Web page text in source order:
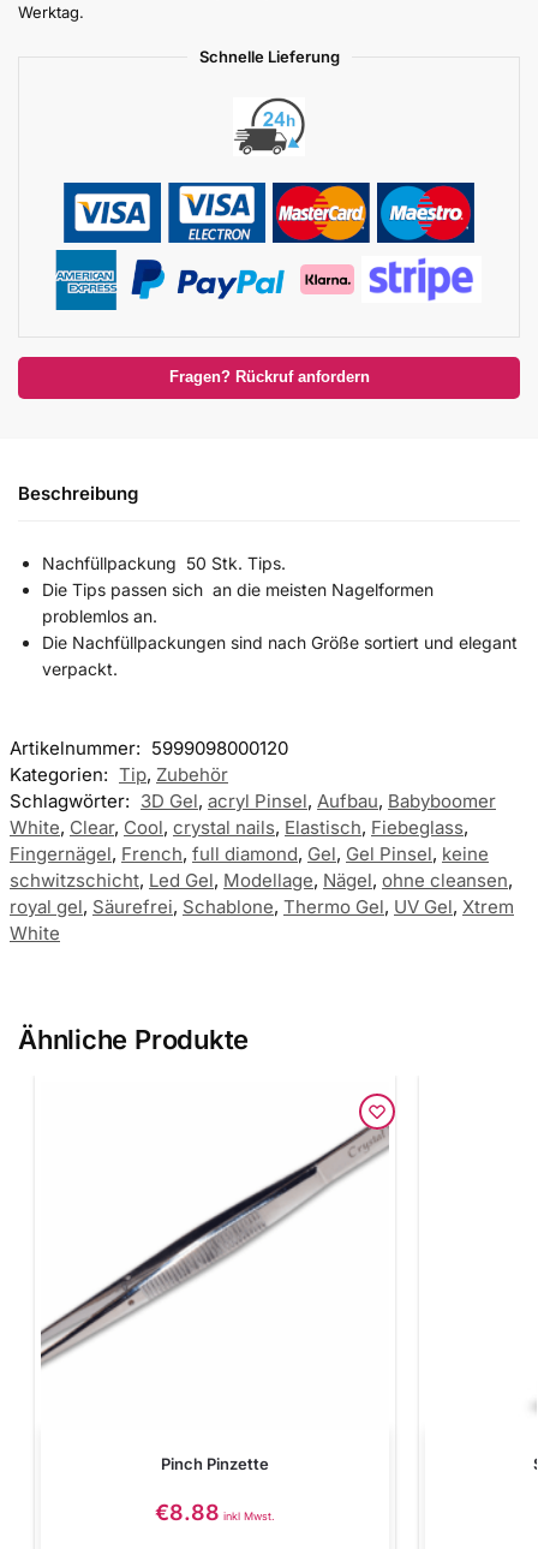
Werktag.
Schnelle Lieferung
Fragen? Rückruf anfordern
Beschreibung
Nachfüllpackung 50 Stk. Tips.
Die Tips passen sich an die meisten Nagelformen
problemlos an.
Die Nachfüllpackungen sind nach Größe sortiert und elegant
verpackt.
Artikelnummer: 5999098000120
Kategorien: Tip, Zubehör
Schlagwörter: 3D Gel, acryl Pinsel, Aufbau, Babyboomer
White, Clear, Cool, crystal nails, Elastisch, Fiebeglass,
Fingernägel, French, full diamond, Gel, Gel Pinsel, keine
schwitzschicht, Led Gel, Modellage, Nägel, ohne cleansen,
royal gel, Säurefrei, Schablone, Thermo Gel, UV Gel, Xtrem
White
Ähnliche Produkte
Pinch Pinzette
€8.88 inkl Mwst.